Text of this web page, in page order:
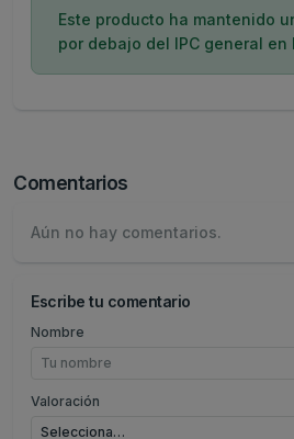
Este producto ha mantenido
por debajo del IPC general en
Comentarios
Aún no hay comentarios.
Escribe tu comentario
Nombre
Valoración